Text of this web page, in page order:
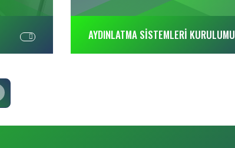
AYDINLATMA SİSTEMLERİ KURULUMU